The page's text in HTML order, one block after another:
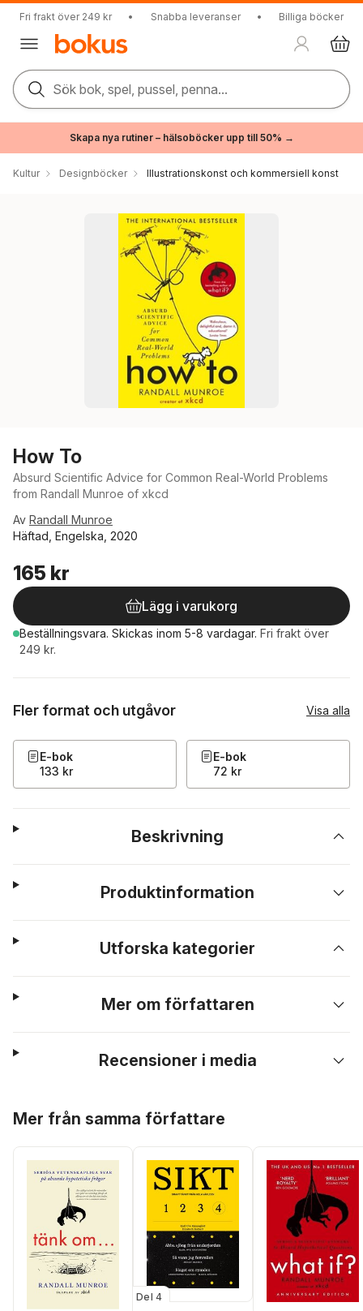
Fri frakt över 249 kr • Snabba leveranser • Billiga böcker
Sök bok, spel, pussel, penna...
Skapa nya rutiner – hälsoböcker upp till 50% →
Kultur Designböcker Illustrationskonst och kommersiell konst
How To
Absurd Scientific Advice for Common Real-World Problems
from Randall Munroe of xkcd
Av Randall Munroe
Häftad, Engelska, 2020
165 kr
Lägg i varukorg
Beställningsvara. Skickas inom 5-8 vardagar. Fri frakt över
249 kr.
Fler format och utgåvor Visa alla
E-bok
133 kr
E-bok
72 kr
Beskrivning
Produktinformation
Utforska kategorier
Mer om författaren
Recensioner i media
Mer från samma författare
Del 4